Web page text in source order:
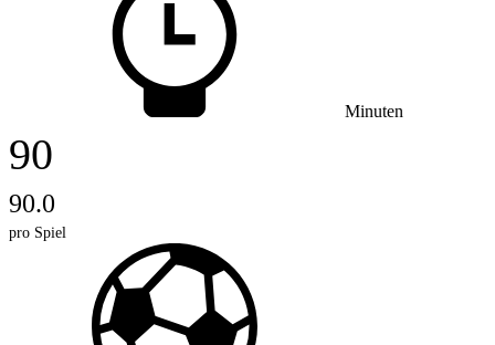
Minuten
90
90.0
pro Spiel